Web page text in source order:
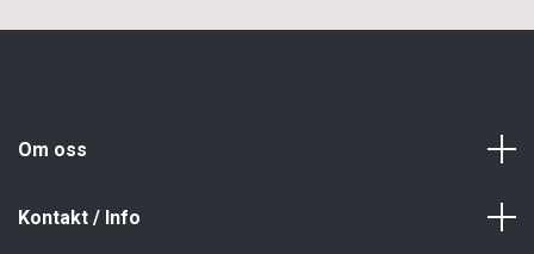
Om oss
Kontakt / Info